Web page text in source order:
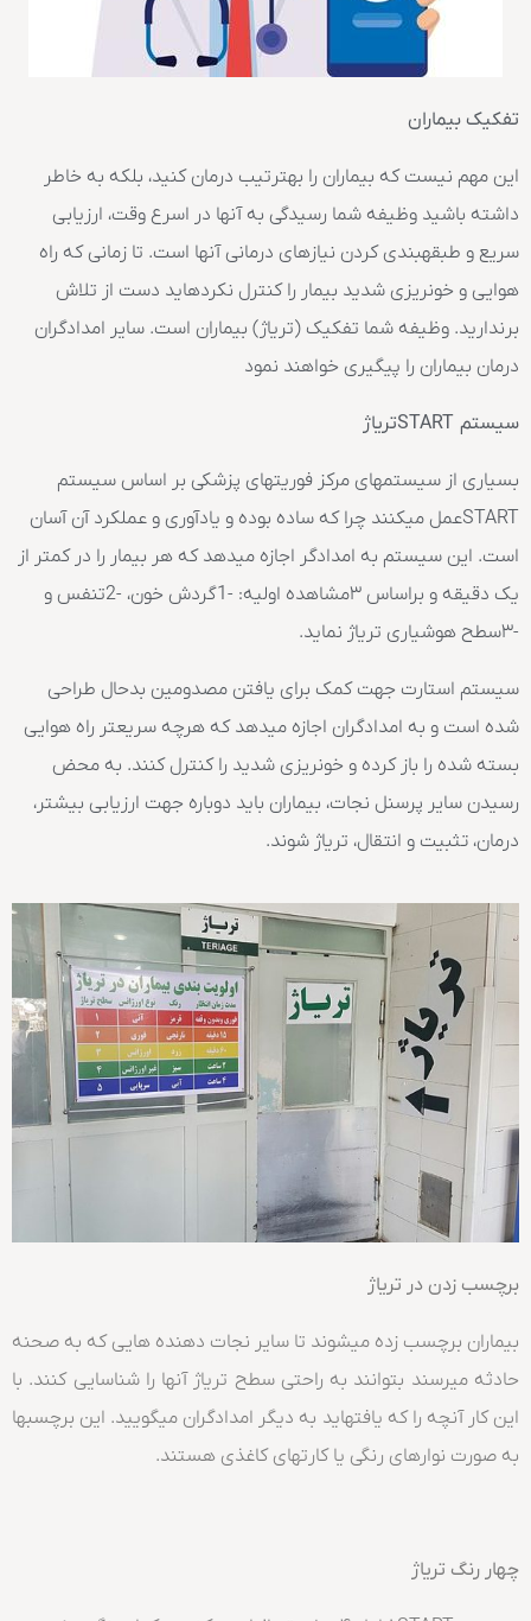
تفکیک بیماران
این مهم نیست که بیماران را بهترتیب درمان کنید، بلکه به خاطر
داشته باشید وظیفه شما رسیدگی به آنها در اسرع وقت، ارزیابی
سریع و طبقهبندی کردن نیازهای درمانی آنها است. تا زمانی که راه
هوایی و خونریزی شدید بیمار را کنترل نکردهاید دست از تلاش
برندارید. وظیفه شما تفکیک (تریاژ) بیماران است. سایر امدادگران
درمان بیماران را پیگیری خواهند نمود
سیستم تریاژ
بسیاری از سیستمهای مرکز فوریتهای پزشکی بر اساس سیستم
STARTعمل میکنند چرا که ساده بوده و یادآوری و عملکرد آن آسان
است. این سیستم به امدادگر اجازه میدهد که هر بیمار را در کمتر از
یک دقیقه و براساس ۳مشاهده اولیه: -1گردش خون، -2تنفس و
-۳سطح هوشیاری تریاژ نماید.
سیستم استارت جهت کمک برای یافتن مصدومین بدحال طراحی
شده است و به امدادگران اجازه میدهد که هرچه سریعتر راه هوایی
بسته شده را باز کرده و خونریزی شدید را کنترل کنند. به محض
رسیدن سایر پرسنل نجات، بیماران باید دوباره جهت ارزیابی بیشتر،
درمان، تثبیت و انتقال، تریاژ شوند.
برچسب زدن در تریاژ
بیماران برچسب زده میشوند تا سایر نجات دهنده هایی که به صحنه
حادثه میرسند بتوانند به راحتی سطح تریاژ آنها را شناسایی کنند. با
این کار آنچه را که یافتهاید به دیگر امدادگران میگویید. این برچسبها
به صورت نوارهای رنگی یا کارتهای کاغذی هستند.
چهار رنگ تریاژ